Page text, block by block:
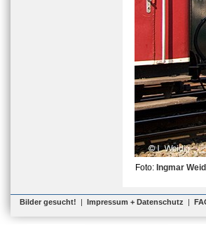
Foto: Ingmar
Bilder gesucht! | Impressum + Datenschutz |